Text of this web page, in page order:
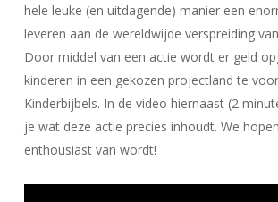
hele leuke (en uitdagende) manier een
leveren aan de wereldwijde verspreiding
Door middel van een actie wordt er geld
kinderen in een gekozen projectland te
Kinderbijbels. In de video hiernaast (2
je wat deze actie precies inhoudt. We
enthousiast van wordt!